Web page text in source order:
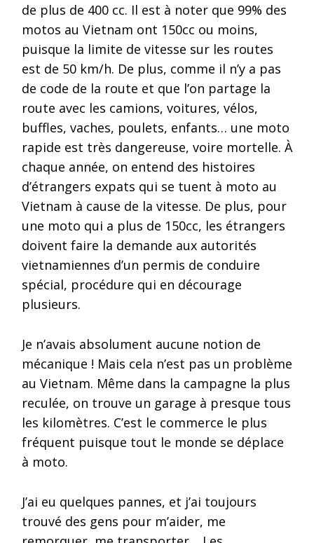
de plus de 400 cc. Il est à noter que 99% des
motos au Vietnam ont 150cc ou moins,
puisque la limite de vitesse sur les routes
est de 50 km/h. De plus, comme il n’y a pas
de code de la route et que l’on partage la
route avec les camions, voitures, vélos,
buffles, vaches, poulets, enfants… une moto
rapide est très dangereuse, voire mortelle. À
chaque année, on entend des histoires
d’étrangers expats qui se tuent à moto au
Vietnam à cause de la vitesse. De plus, pour
une moto qui a plus de 150cc, les étrangers
doivent faire la demande aux autorités
vietnamiennes d’un permis de conduire
spécial, procédure qui en décourage
plusieurs.
Je n’avais absolument aucune notion de
mécanique ! Mais cela n’est pas un problème
au Vietnam. Même dans la campagne la plus
reculée, on trouve un garage à presque tous
les kilomètres. C’est le commerce le plus
fréquent puisque tout le monde se déplace
à moto.
J’ai eu quelques pannes, et j’ai toujours
trouvé des gens pour m’aider, me